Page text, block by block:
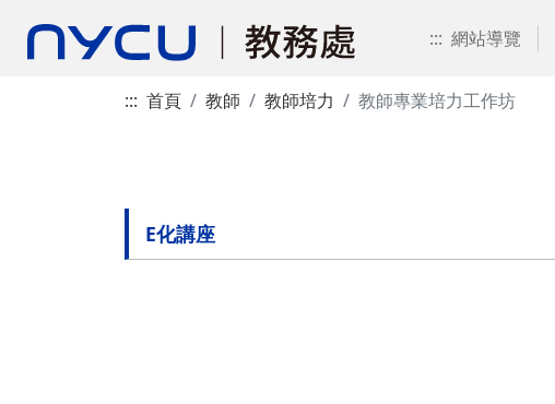
::: 網站導覽
::: 首頁 教師 教師培力 教師專業培力工作坊
E化講座